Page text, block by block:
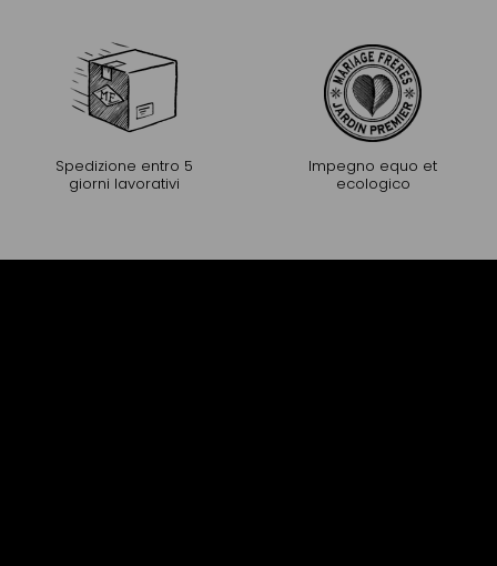
Spedizione entro 5
giorni lavorativi
Impegno equo et
ecologico